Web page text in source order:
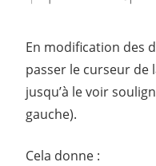
En modification des
passer le curseur de
jusqu’à le voir
gauche).
Cela donne :